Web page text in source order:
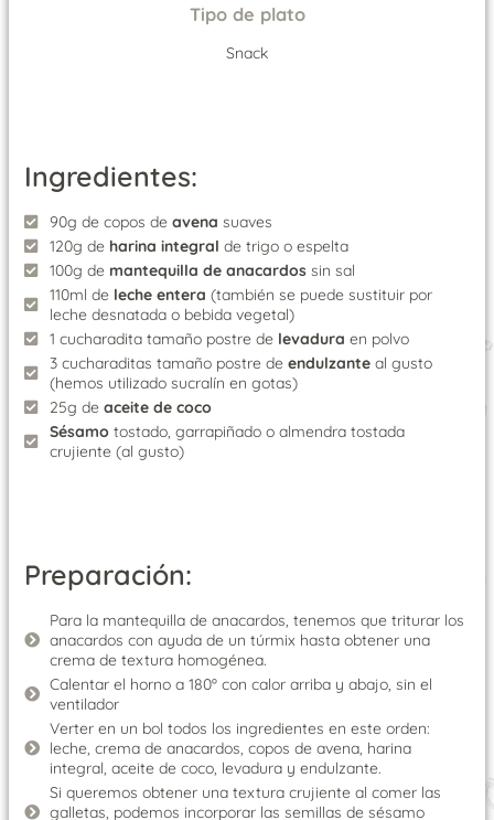
Tipo de plato
Snack
Ingredientes:
90g de copos de avena suaves
120g de harina integral de trigo o espelta
100g de mantequilla de anacardossin sal
110ml de leche entera (también se puede sustituir por
leche desnatada o bebida vegetal)
1 cucharadita tamaño postre de levadura en polvo
3 cucharaditas tamaño postre de endulzanteal gusto
(hemos utilizado sucralín en gotas)
25g de aceite de coco
Sésamotostado, garrapiñado o almendra tostada
crujiente (al gusto)
Preparación:
Para la mantequilla de anacardos, tenemos que triturar los
anacardos con ayuda de un túrmix hasta obtener una
crema de textura homogénea.
Calentar el horno a 180º con calor arriba y abajo, sin el
ventilador
Verter en un bol todos los ingredientes en este orden:
leche, crema de anacardos, copos de avena, harina
integral, aceite de coco, levadura y endulzante.
Si queremos obtener una textura crujiente al comer las
galletas, podemos incorporar las semillas de sésamo